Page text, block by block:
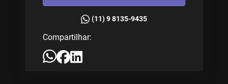
(11) 9 8135-9435
Compartilhar: